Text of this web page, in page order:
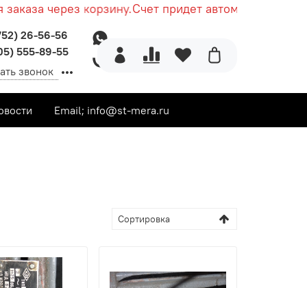
через корзину.Счет придет автоматически
26-56-56
555-89-55
звонок
Email; info@st-mera.ru